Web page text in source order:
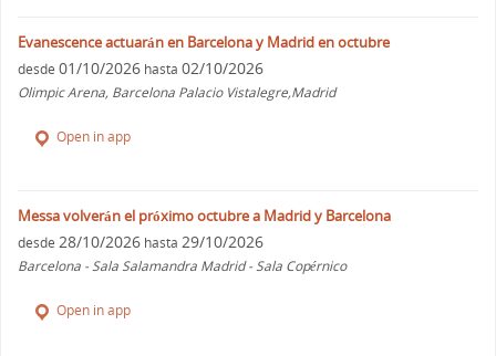
Evanescence actuarán en Barcelona y Madrid en octubre
desde 01/10/2026 hasta 02/10/2026
Olimpic Arena, Barcelona Palacio Vistalegre,Madrid
Open in app
Messa volverán el próximo octubre a Madrid y Barcelona
desde 28/10/2026 hasta 29/10/2026
Barcelona - Sala Salamandra Madrid - Sala Copérnico
Open in app